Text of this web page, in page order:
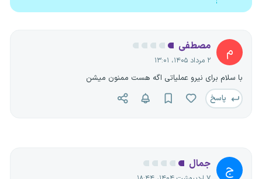
م مصطفی
۲ مرداد ۱۴۰۵، ۱۳:۰۱
با سلام برای نیرو عملیاتی اگه هست ممنون میشن
پاسخ
ج جمال